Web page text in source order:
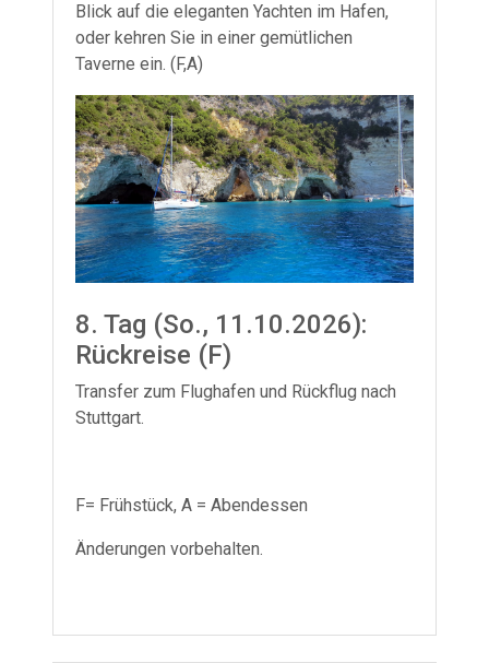
Blick auf die eleganten Yachten im Hafen,
oder kehren Sie in einer gemütlichen
Taverne ein. (F,A)
8. Tag (So., 11.10.2026):
Rückreise (F)
Transfer zum Flughafen und Rückflug nach
Stuttgart.
F= Frühstück, A = Abendessen
Änderungen vorbehalten.